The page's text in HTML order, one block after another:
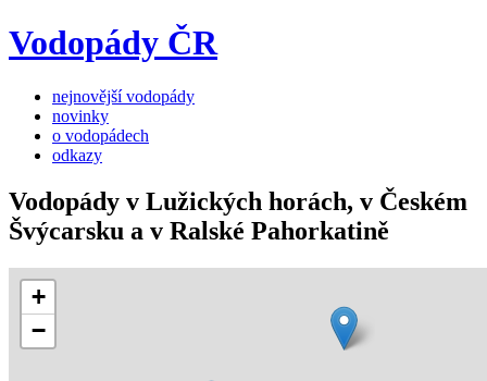
Vodopády ČR
nejnovější vodopády
novinky
o vodopádech
odkazy
Vodopády v Lužických horách, v Českém
Švýcarsku a v Ralské Pahorkatině
+
−